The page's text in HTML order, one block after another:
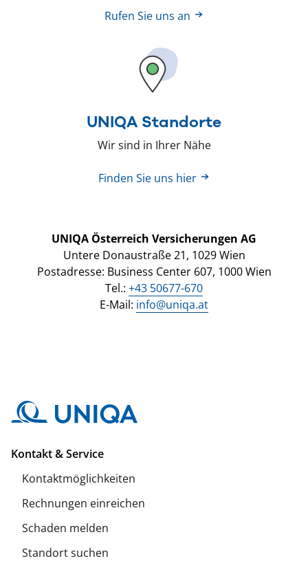
Rufen Sie uns an
UNIQA Standorte
Wir sind in Ihrer Nähe
Finden Sie uns hier
UNIQA Österreich Versicherungen AG
Untere Donaustraße 21, 1029 Wien
Postadresse: Business Center 607, 1000 Wien
Tel.: +43 50677-670
E-Mail: info@uniqa.at
Kontakt & Service
Kontaktmöglichkeiten
Rechnungen einreichen
Schaden melden
Standort suchen